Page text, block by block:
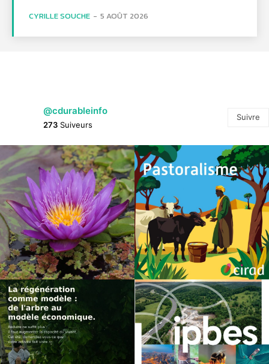
CYRILLE SOUCHE - 5 AOÛT 2026
@cdurableinfo
273 Suiveurs
Suivre